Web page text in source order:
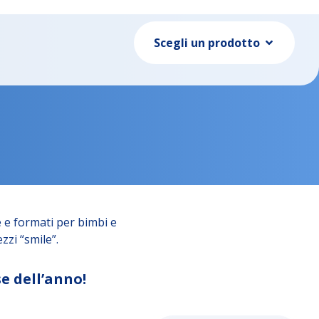
Scegli un prodotto
e formati per bimbi e
“smile”.
dell’anno!